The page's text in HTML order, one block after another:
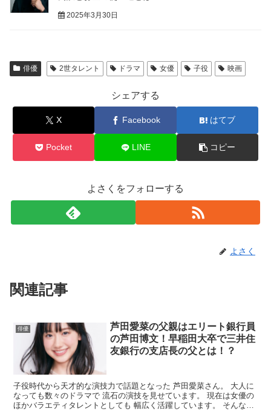
2025年3月30日
俳優 2世タレント ドラマ 女優 子役 映画
シェアする
X Facebook はてブ
Pocket LINE コピー
よさくをフォローする
よさく
関連記事
俳優
芦田愛菜の父親はエリート銀行員
の芦田博文！早稲田大卒で三井住
友銀行の支店長の父とは！？
子役時代から天才的な演技力で話題となった 芦田愛菜さん。 大人に
なっても数々のドラマで 流石の演技を見せています。 現在は女優の
ほかバラエティタレントとしても 幅広く活躍しています。 そんな芦